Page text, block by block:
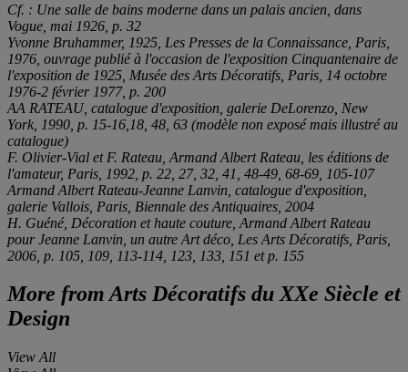
Cf. : Une salle de bains moderne dans un palais ancien , dans
Vogue , mai 1926, p. 32
Yvonne Bruhammer, 1925 , Les Presses de la Connaissance, Paris,
1976, ouvrage publié à l'occasion de l'exposition Cinquantenaire de
l'exposition de 1925 , Musée des Arts Décoratifs, Paris, 14 octobre
1976-2 février 1977, p. 200
AA RATEAU , catalogue d'exposition, galerie DeLorenzo, New
York, 1990, p. 15-16,18, 48, 63 (modèle non exposé mais illustré au
catalogue)
F. Olivier-Vial et F. Rateau, Armand Albert Rateau , les éditions de
l'amateur, Paris, 1992, p. 22, 27, 32, 41, 48-49, 68-69, 105-107
Armand Albert Rateau-Jeanne Lanvin , catalogue d'exposition,
galerie Vallois, Paris, Biennale des Antiquaires, 2004
H. Guéné, Décoration et haute couture, Armand Albert Rateau
pour Jeanne Lanvin, un autre Art déco , Les Arts Décoratifs, Paris,
2006, p. 105, 109, 113-114, 123, 133, 151 et p. 155
More fromArts Décoratifs du XXe Siècle et
Design
View All